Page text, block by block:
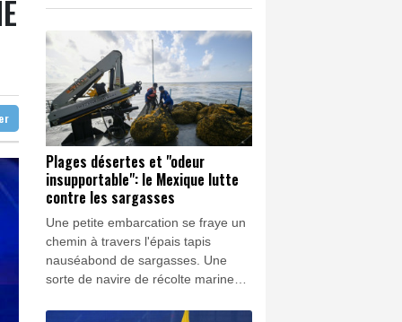
à la carte électorale redessinée
1.64% 4392.86 €
Plages désertes et "odeur
insupportable": le Mexique lutte
contre les sargasses
Une petite embarcation se fraye un
chemin à travers l'épais tapis
nauséabond de sargasses. Une
sorte de navire de récolte marine
les Caraïbes mexicaines, jadis